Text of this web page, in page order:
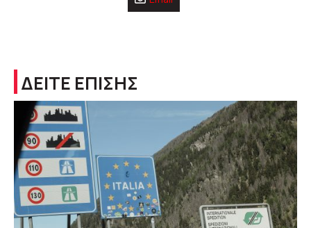
ΔΕΙΤΕ ΕΠΙΣΗΣ